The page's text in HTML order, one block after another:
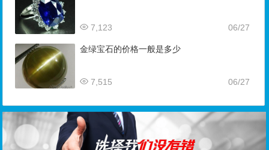
06/27
7,123
金绿宝石的价格一般是多少
06/27
7,515